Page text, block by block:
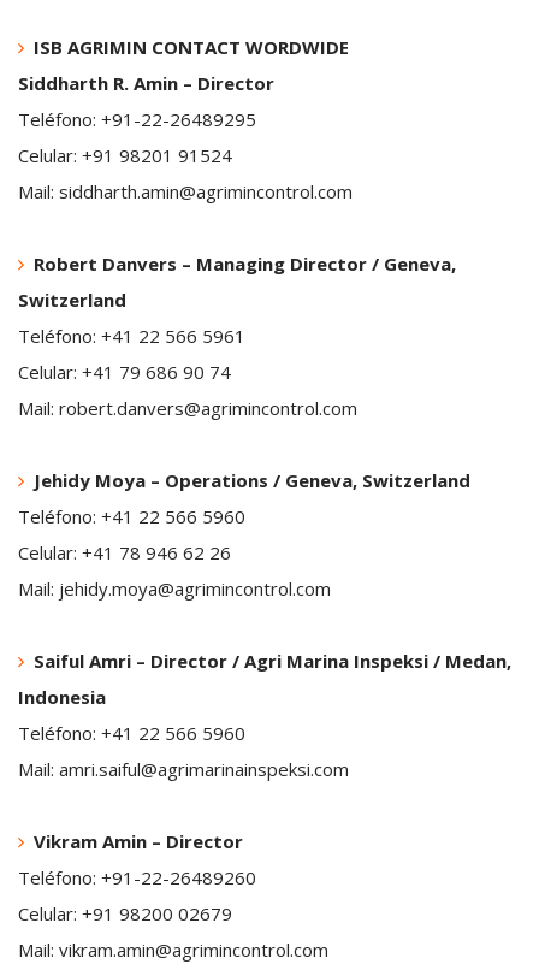
ISB AGRIMIN CONTACT WORDWIDE
Siddharth R. Amin – Director
Teléfono: +91-22-26489295
Celular: +91 98201 91524
Mail: siddharth.amin@agrimincontrol.com
Robert Danvers – Managing Director / Geneva,
Switzerland
Teléfono: +41 22 566 5961
Celular: +41 79 686 90 74
Mail: robert.danvers@agrimincontrol.com
Jehidy Moya – Operations / Geneva, Switzerland
Teléfono: +41 22 566 5960
Celular: +41 78 946 62 26
Mail: jehidy.moya@agrimincontrol.com
Saiful Amri – Director / Agri Marina Inspeksi / Medan,
Indonesia
Teléfono: +41 22 566 5960
Mail: amri.saiful@agrimarinainspeksi.com
Vikram Amin – Director
Teléfono: +91-22-26489260
Celular: +91 98200 02679
Mail: vikram.amin@agrimincontrol.com